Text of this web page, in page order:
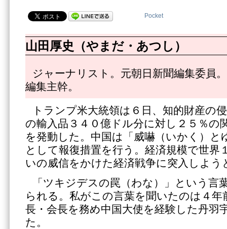
Pocket
山田厚史（やまだ・あつし）
ジャーナリスト。元朝日新聞編集委員
編集主幹。
トランプ米大統領は６日、知的財産の
の輸入品３４０億ドル分に対し２５％の
を発動した。中国は「威嚇（いかく）と
として報復措置を行う。経済規模で世界
いの威信をかけた経済戦争に突入しよう
「ツキジデスの罠（わな）」という言
られる。私がこの言葉を聞いたのは４年
長・会長を務め中国大使を経験した丹羽
た。